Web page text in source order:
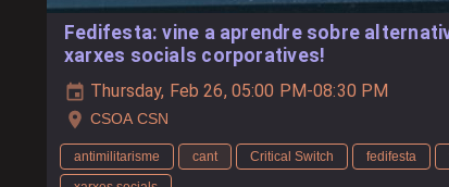
Fedifesta: vine a aprendre sobre
xarxes socials corporatives!
Thursday, Feb 26, 05:00 PM-08:30 PM
CSOA CSN
antimilitarisme cant Critical Switch fedifesta